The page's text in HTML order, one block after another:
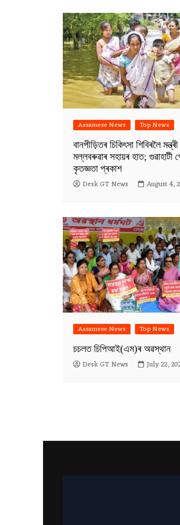
Assamese News Top News
বানপীড়িতৰ চিকিৎসা শিবিৰলৈ
মল্লবৰুৱাৰ সহায়ৰ হাত; গুৱাহাটী
কৃতজ্ঞতা প্ৰকাশ
Desk GT News August 4,
Assamese News Top News
চচলত চিপিআই(এম)ৰ অৱস্থান
Desk GT News July 22,